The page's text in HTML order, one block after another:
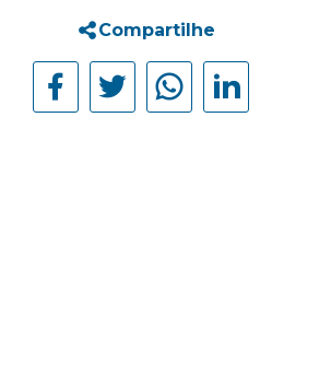
Compartilhe